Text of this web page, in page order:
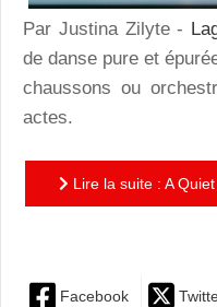
Par Justina Zilyte -
de danse pure et
chaussons ou
actes.
Lire la suite : A
Facebook